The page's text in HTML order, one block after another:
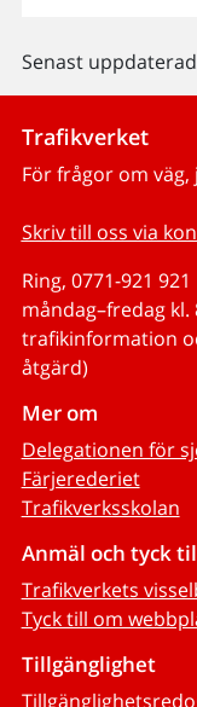
Senast
Trafikverket
För frågor om
Skriv till oss via
Ring, 0771-921 921
måndag–fredag
trafikinformation
åtgärd)
Mer om
Delegationen för
Färjerederiet
Trafikverksskolan
Anmäl och tyck
Trafikverkets
Tyck till om
Tillgänglighet